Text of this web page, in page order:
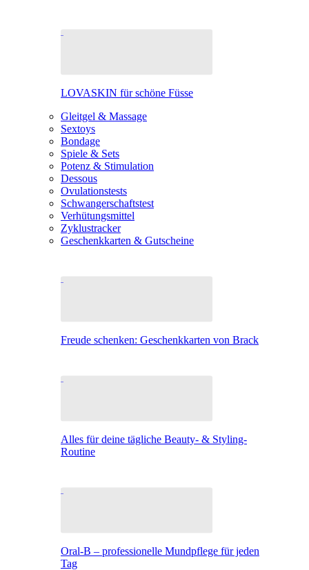
LOVASKIN für schöne Füsse
Gleitgel & Massage
Sextoys
Bondage
Spiele & Sets
Potenz & Stimulation
Dessous
Ovulationstests
Schwangerschaftstest
Verhütungsmittel
Zyklustracker
Geschenkkarten & Gutscheine
Freude schenken: Geschenkkarten von Brack
Alles für deine tägliche Beauty- & Styling-
Routine
Oral-B – professionelle Mundpflege für jeden
Tag